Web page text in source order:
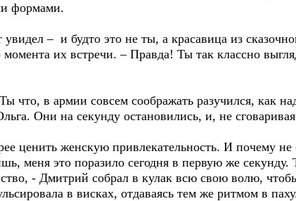
формами.
– и будто это не ты, а красавица из
момента их встречи. – Правда! Ты так классно
в армии совсем соображать разучился, как
Они на секунду остановились, и, не
ценить женскую привлекательность. И почему не
меня это поразило сегодня в первую же
- Дмитрий собрал в кулак всю свою волю,
в висках, отдаваясь тем же ритмом в